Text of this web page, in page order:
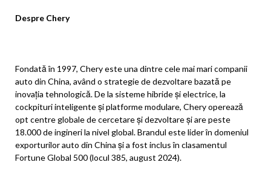
Despre Chery
Fondată în 1997, Chery este una dintre cele mai mari companii
auto din China, având o strategie de dezvoltare bazată pe
inovația tehnologică. De la sisteme hibride și electrice, la
cockpituri inteligente și platforme modulare, Chery operează
opt centre globale de cercetare și dezvoltare și are peste
18.000 de ingineri la nivel global. Brandul este lider în domeniul
exporturilor auto din China și a fost inclus în clasamentul
Fortune Global 500 (locul 385, august 2024).